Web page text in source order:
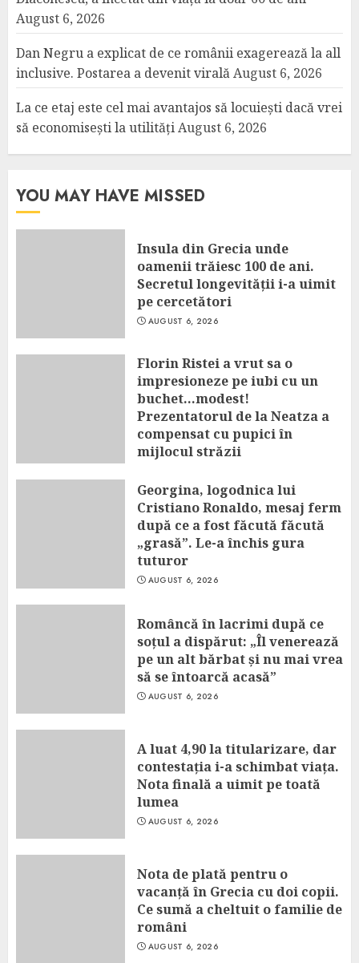
August 6, 2026
Dan Negru a explicat de ce românii exagerează la all
inclusive. Postarea a devenit viralăAugust 6, 2026
La ce etaj este cel mai avantajos să locuiești dacă vrei
să economisești la utilitățiAugust 6, 2026
YOU MAY HAVE MISSED
Insula din Grecia unde
oamenii trăiesc 100 de ani.
Secretul longevității i-a uimit
pe cercetători
AUGUST 6, 2026
Florin Ristei a vrut sa o
impresioneze pe iubi cu un
buchet…modest!
Prezentatorul de la Neatza a
compensat cu pupici în
mijlocul străzii
Georgina, logodnica lui
Cristiano Ronaldo, mesaj ferm
după ce a fost făcută făcută
„grasă”. Le-a închis gura
tuturor
AUGUST 6, 2026
Româncă în lacrimi după ce
soțul a dispărut: „Îl venerează
pe un alt bărbat și nu mai vrea
să se întoarcă acasă”
AUGUST 6, 2026
A luat 4,90 la titularizare, dar
contestația i-a schimbat viața.
Nota finală a uimit pe toată
lumea
AUGUST 6, 2026
Nota de plată pentru o
vacanță în Grecia cu doi copii.
Ce sumă a cheltuit o familie de
români
AUGUST 6, 2026